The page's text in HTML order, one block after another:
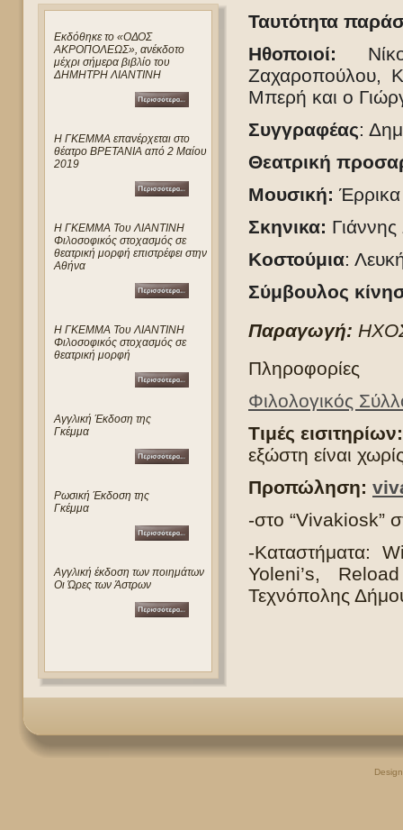
Eκδόθηκε το «ΟΔΟΣ
ΑΚΡΟΠΟΛΕΩΣ», ανέκδοτο
μέχρι σήμερα βιβλίο του
ΔΗΜΗΤΡΗ ΛΙΑΝΤΙΝΗ
Η ΓΚΕΜΜΑ επανέρχεται στο
θέατρο ΒΡΕΤΑΝΙΑ από 2 Μαίου
2019
Η ΓΚΕΜΜΑ Του ΛΙΑΝΤΙΝΗ
Φιλοσοφικός στοχασμός σε
θεατρική μορφή επιστρέφει στην
Αθήνα
Η ΓΚΕΜΜΑ Του ΛΙΑΝΤΙΝΗ
Φιλοσοφικός στοχασμός σε
θεατρική μορφή
Αγγλική Έκδοση της
Γκέμμα
Ρωσική Έκδοση της
Γκέμμα
Αγγλική έκδοση των ποιημάτων
Οι Ώρες των Άστρων
Ταυτότητα
Ηθοποιοί: Ν
Ζαχαροπούλου,
Μπερή και ο
Συγγραφέας:
Θεατρική
Μουσική:
Σκηνικα: Γιάννης
Κοστούμια:
Σύμβουλος
Παραγωγή: Η
Πληροφορίες
Φιλολογικός
Τιμές εισιτηρίων:
εξώστη είναι
Προπώληση:
-στο “Vivakiosk”
-Καταστήματα:
Yoleni’s,
Τεχνόπολης